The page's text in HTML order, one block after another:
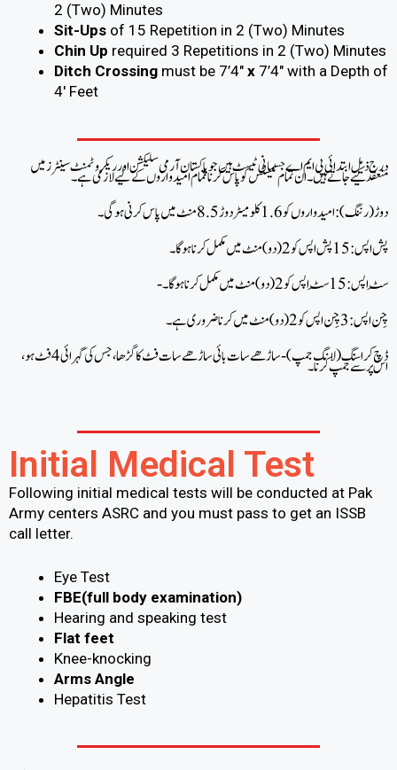
2 (Two) Minutes
Sit-Ups of 15 Repetition in 2 (Two) Minutes
Chin Up required 3 Repetitions in 2 (Two) Minutes
Ditch Crossing must be 7’4″ x 7’4″ with a Depth of
4′ Feet
درج ذیل ابتدائی پی ایم اے جسمانی ٹیسٹ ہیں جو پاکستان آرمی سلیکشن اور ریکروٹمنٹ سینٹرز میں
منعقد کیے جاتے ہیں۔ ان تمام ٹیسٹس کو پاس کرنا تمام امیدواروں کے لیے لازمی ہے۔
ڈچ کراسنگ (لانگ جمپ)-ساڑھے سات بائی ساڑھے سات فٹ کا گڑھا، جس کی گہرائی 4 فٹ ہو،
اس پر سے جمپ کرنا ۔
Initial Medical Test
Following initial medical tests will be conducted at Pak
Army centers ASRC and you must pass to get an ISSB
call letter.
Eye Test
FBE(full body examination)
Hearing and speaking test
Flat feet
Knee-knocking
Arms Angle
Hepatitis Test